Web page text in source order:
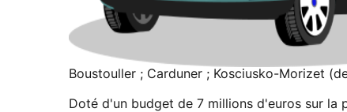
Boustouller ; Carduner ; Kosciusko-Morizet
Doté d'un budget de 7 millions d'euros sur